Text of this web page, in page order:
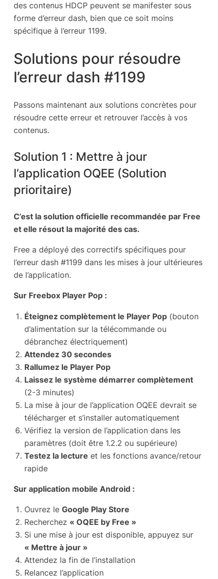
des contenus HDCP peuvent se manifester sous
forme d’erreur dash, bien que ce soit moins
spécifique à l’erreur 1199.
Solutions pour résoudre
l’erreur dash #1199
Passons maintenant aux solutions concrètes pour
résoudre cette erreur et retrouver l’accès à vos
contenus.
Solution 1 : Mettre à jour
l’application OQEE (Solution
prioritaire)
C’est la solution officielle recommandée par Free
et elle résout la majorité des cas.
Free a déployé des correctifs spécifiques pour
l’erreur dash #1199 dans les mises à jour ultérieures
de l’application.
Sur Freebox Player Pop :
Éteignez complètement le Player Pop (bouton
d’alimentation sur la télécommande ou
débranchez électriquement)
Attendez 30 secondes
Rallumez le Player Pop
Laissez le système démarrer complètement
(2-3 minutes)
La mise à jour de l’application OQEE devrait se
télécharger et s’installer automatiquement
Vérifiez la version de l’application dans les
paramètres (doit être 1.2.2 ou supérieure)
Testez la lecture et les fonctions avance/retour
rapide
Sur application mobile Android :
Ouvrez le Google Play Store
Recherchez « OQEE by Free »
Si une mise à jour est disponible, appuyez sur
« Mettre à jour »
Attendez la fin de l’installation
Relancez l’application